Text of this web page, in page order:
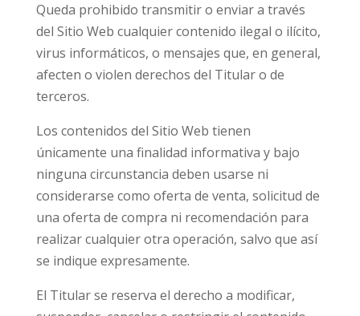
Queda prohibido transmitir o enviar a través
del Sitio Web cualquier contenido ilegal o ilícito,
virus informáticos, o mensajes que, en general,
afecten o violen derechos del Titular o de
terceros.
Los contenidos del Sitio Web tienen
únicamente una finalidad informativa y bajo
ninguna circunstancia deben usarse ni
considerarse como oferta de venta, solicitud de
una oferta de compra ni recomendación para
realizar cualquier otra operación, salvo que así
se indique expresamente.
El Titular se reserva el derecho a modificar,